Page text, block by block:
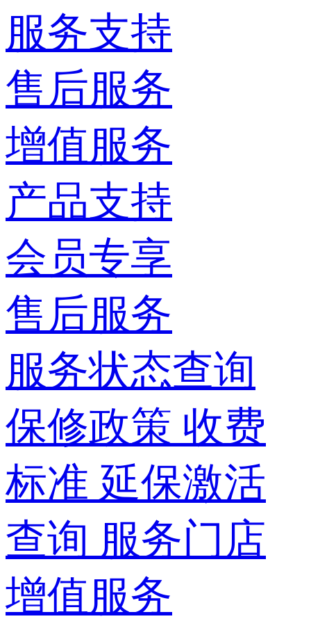
服务支持
售后服务
增值服务
产品支持
会员专享
售后服务
服务状态查询
保修政策 收费
标准 延保激活
查询 服务门店
增值服务